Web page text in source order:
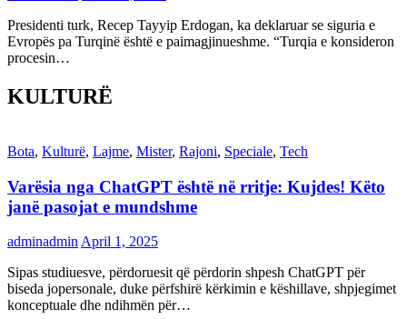
Presidenti turk, Recep Tayyip Erdogan, ka deklaruar se siguria e
Evropës pa Turqinë është e paimagjinueshme. “Turqia e konsideron
procesin…
KULTURË
Bota, Kulturë, Lajme, Mister, Rajoni, Speciale, Tech
Varësia nga ChatGPT është në rritje: Kujdes! Këto
janë pasojat e mundshme
adminadmin April 1, 2025
Sipas studiuesve, përdoruesit që përdorin shpesh ChatGPT për
biseda jopersonale, duke përfshirë kërkimin e këshillave, shpjegimet
konceptuale dhe ndihmën për…